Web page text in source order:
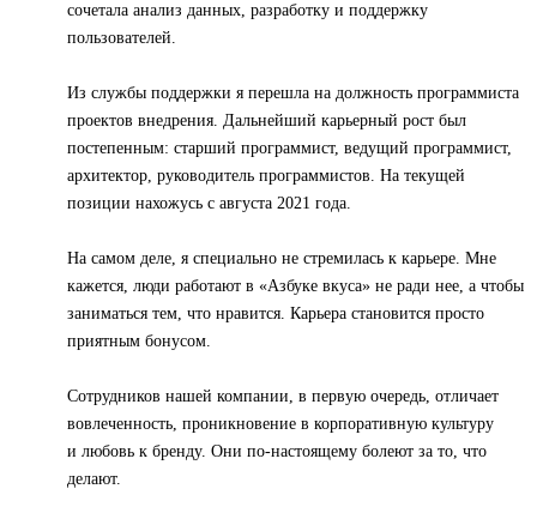
сочетала анализ данных, разработку и поддержку
пользователей.
Из службы поддержки я перешла на должность программиста
проектов внедрения. Дальнейший карьерный рост был
постепенным: старший программист, ведущий программист,
архитектор, руководитель программистов. На текущей
позиции нахожусь с августа 2021 года.
На самом деле, я специально не стремилась к карьере. Мне
кажется, люди работают в «Азбуке вкуса» не ради нее, а чтобы
заниматься тем, что нравится. Карьера становится просто
приятным бонусом.
Сотрудников нашей компании, в первую очередь, отличает
вовлеченность, проникновение в корпоративную культуру
и любовь к бренду. Они по-настоящему болеют за то, что
делают.